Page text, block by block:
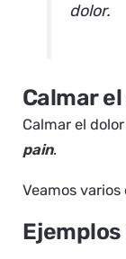
dolor.
Calmar
Calmar el
pain.
Veamos varios